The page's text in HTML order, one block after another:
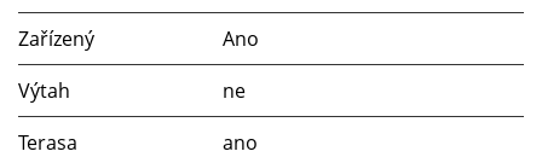
Zařízený
Ano
Výtah
ne
Terasa
ano